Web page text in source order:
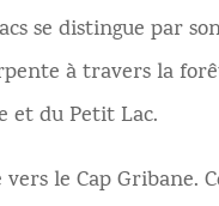
se distingue par
à travers la
et du Petit Lac.
le Cap Gribane.